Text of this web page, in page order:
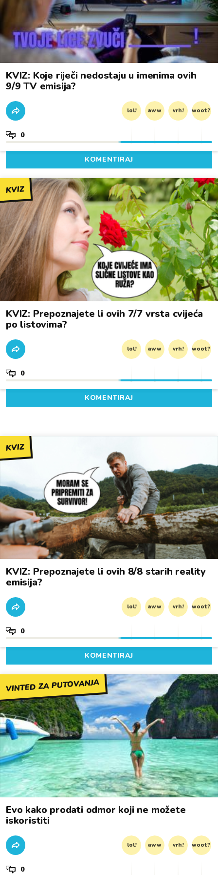
KVIZ: Koje riječi nedostaju u imenima ovih
9/9 TV emisija?
lol! aww vrh! woot?!
0
KOMENTIRAJ
KVIZ
KVIZ: Prepoznajete li ovih 7/7 vrsta cvijeća
po listovima?
lol! aww vrh! woot?!
0
KOMENTIRAJ
KVIZ
KVIZ: Prepoznajete li ovih 8/8 starih reality
emisija?
lol! aww vrh! woot?!
0
KOMENTIRAJ
VINTED ZA PUTOVANJA
Evo kako prodati odmor koji ne možete
iskoristiti
lol! aww vrh! woot?!
0